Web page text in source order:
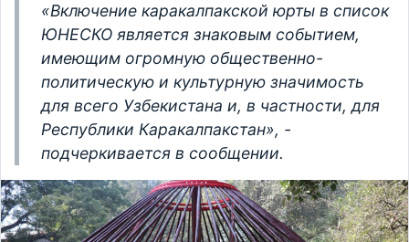
«Включение каракалпакской юрты в список
ЮНЕСКО является знаковым событием,
имеющим огромную общественно-
политическую и культурную значимость
для всего Узбекистана и, в частности, для
Республики Каракалпакстан», -
подчеркивается в сообщении.